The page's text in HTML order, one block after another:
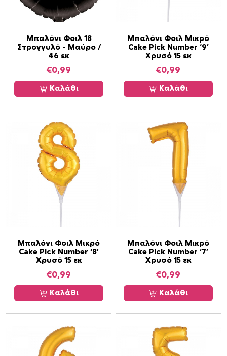
Μπαλόνι Φοιλ 18
Στρογγυλό – Μαύρο /
46 εκ
€0,99
Καλάθι
Μπαλόνι Φοιλ Μικρό
Cake Pick Number ‘9’
Χρυσό 15 εκ
€0,99
Καλάθι
Μπαλόνι Φοιλ Μικρό
Cake Pick Number ‘8’
Χρυσό 15 εκ
€0,99
Καλάθι
Μπαλόνι Φοιλ Μικρό
Cake Pick Number ‘7’
Χρυσό 15 εκ
€0,99
Καλάθι